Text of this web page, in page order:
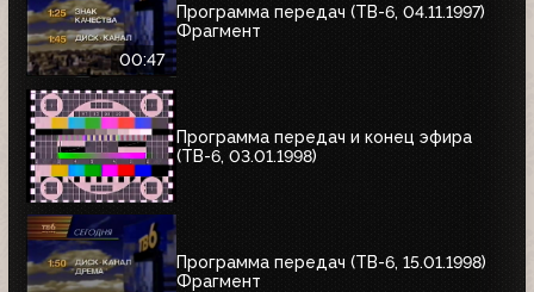
00:47
Программа передач (ТВ-6, 04.11.1997)
Фрагмент
Программа передач и конец эфира
(ТВ-6, 03.01.1998)
Программа передач (ТВ-6, 15.01.1998)
Фрагмент